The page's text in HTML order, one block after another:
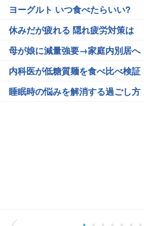
ヨーグルト いつ食べたらいい?
休みだが疲れる 隠れ疲労対策は
母が娘に減量強要→家庭内別居へ
内科医が低糖質麺を食べ比べ検証
睡眠時の悩みを解消する過ごし方